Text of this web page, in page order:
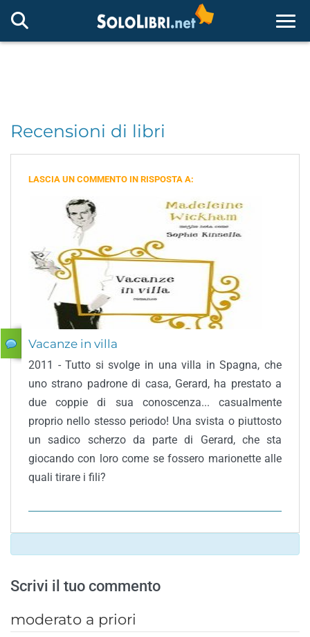
Recensioni di libri
LASCIA UN COMMENTO IN RISPOSTA A:
Vacanze in villa
2011 - Tutto si svolge in una villa in Spagna, che
uno strano padrone di casa, Gerard, ha prestato a
due coppie di sua conoscenza... casualmente
proprio nello stesso periodo! Una svista o piuttosto
un sadico scherzo da parte di Gerard, che sta
giocando con loro come se fossero marionette alle
quali tirare i fili?
Scrivi il tuo commento
moderato a priori